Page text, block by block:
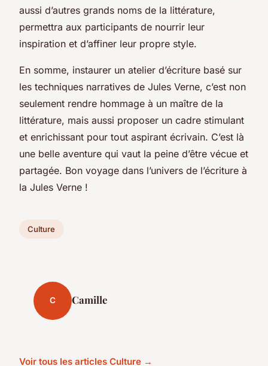
aussi d’autres grands noms de la littérature,
permettra aux participants de nourrir leur
inspiration et d’affiner leur propre style.
En somme, instaurer un atelier d’écriture basé sur
les techniques narratives de Jules Verne, c’est non
seulement rendre hommage à un maître de la
littérature, mais aussi proposer un cadre stimulant
et enrichissant pour tout aspirant écrivain. C’est là
une belle aventure qui vaut la peine d’être vécue et
partagée. Bon voyage dans l’univers de l’écriture à
la Jules Verne !
Culture
C Camille
Voir tous les articles Culture →